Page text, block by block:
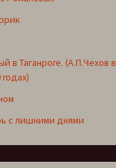
в Таганроге. (А.П.Чехов в
с лишними днями